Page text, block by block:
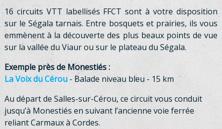
16 circuits VTT labellisés FFCT sont à votre disposition
sur le Ségala tarnais. Entre bosquets et prairies, ils vous
emmènent à la découverte des plus beaux points de vue
sur la vallée du Viaur ou sur le plateau du Ségala.
Exemple près de Monestiés :
La Voix du Cérou- Balade niveau bleu - 15 km
Au départ de Salles-sur-Cérou, ce circuit vous conduit
jusqu’à Monestiésen suivant l’ancienne voie ferrée
reliant Carmauxà Cordes.